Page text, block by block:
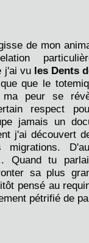
de mon
j'ai vu les Dents
que le
peur se
respect
jamais un
j'ai découvert
migrations.
Quand tu
sa plus
pensé au
pétrifié de